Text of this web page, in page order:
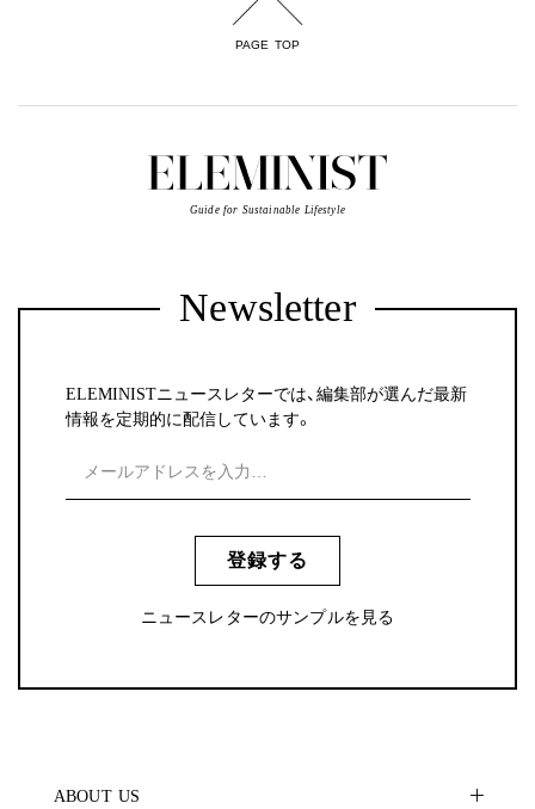
PAGE TOP
Guide for Sustainable Lifestyle
Newsletter
ELEMINISTニュースレターでは、編集部が選んだ最新
情報を定期的に配信しています。
登録する
ニュースレターのサンプルを見る
ABOUT US